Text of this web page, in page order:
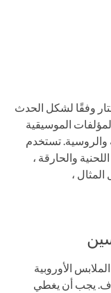
وفقًا لشكل الحدث
الموسيقية
والروسية. تستخدم
والحارقة ،
،
الأوروبية
يجب أن يغطي